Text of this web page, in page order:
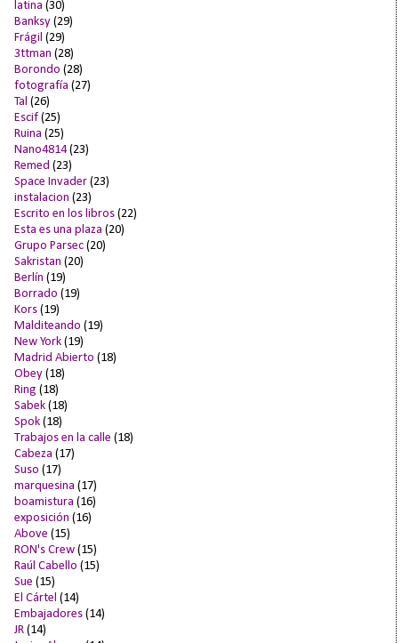
latina (30)
Banksy (29)
Frágil (29)
3ttman (28)
Borondo (28)
fotografía (27)
Tal (26)
Escif (25)
Ruina (25)
Nano4814 (23)
Remed (23)
Space Invader (23)
instalacion (23)
Escrito en los libros (22)
Esta es una plaza (20)
Grupo Parsec (20)
Sakristan (20)
Berlín (19)
Borrado (19)
Kors (19)
Malditeando (19)
New York (19)
Madrid Abierto (18)
Obey (18)
Ring (18)
Sabek (18)
Spok (18)
Trabajos en la calle (18)
Cabeza (17)
Suso (17)
marquesina (17)
boamistura (16)
exposición (16)
Above (15)
RON's Crew (15)
Raúl Cabello (15)
Sue (15)
El Cártel (14)
Embajadores (14)
JR (14)